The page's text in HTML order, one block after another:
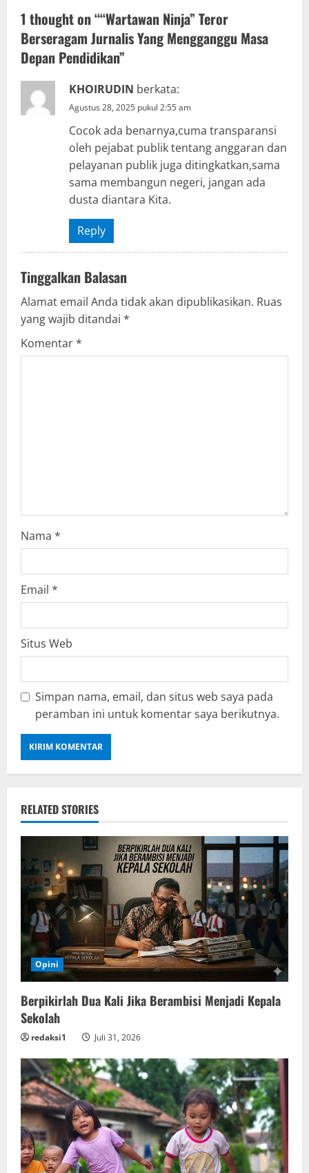
u
e
R
e
g
1 thought on ““Wartawan Ninja” Teror
Berseragam Jurnalis Yang Mengganggu Masa
Depan Pendidikan”
KHOIRUDIN berkata:
Agustus 28, 2025 pukul 2:55 am
Cocok ada benarnya,cuma transparansi
oleh pejabat publik tentang anggaran dan
pelayanan publik juga ditingkatkan,sama
sama membangun negeri, jangan ada
dusta diantara Kita.
Reply
Tinggalkan Balasan
Alamat email Anda tidak akan dipublikasikan. Ruas
yang wajib ditandai *
Komentar*
Nama *
Email *
Situs Web
Simpan nama, email, dan situs web saya pada
peramban ini untuk komentar saya berikutnya.
RELATED STORIES
Opini
Berpikirlah Dua Kali Jika Berambisi Menjadi Kepala
Sekolah
redaksi1 Juli 31, 2026